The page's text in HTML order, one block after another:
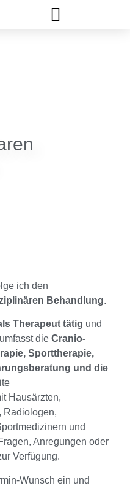
ich den
Behandlung.
Therapeut tätig und
die Cranio-
Sporttherapie,
und die
Hausärzten,
Radiologen,
und
Anregungen oder
Verfügung.
Wunsch ein und